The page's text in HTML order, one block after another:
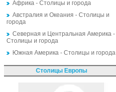
Африка - Столицы и города
Австралия и Океания - Столицы и
города
Северная и Центральная Америка -
Столицы и города
Южная Америка - Столицы и города
Столицы Европы